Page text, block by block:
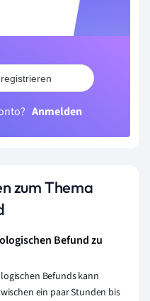
Anmelden
zum Thema
Befund zu
Befunds kann
ein paar Stunden bis